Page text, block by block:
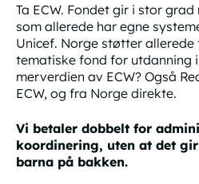
Ta ECW. Fondet gir i stor
som allerede har egne
Unicef. Norge støtter allerede
tematiske fond for utdanning
merverdien av ECW? Også
ECW, og fra Norge direkte.
Vi betaler dobbelt for
koordinering, uten at det
barna på bakken.